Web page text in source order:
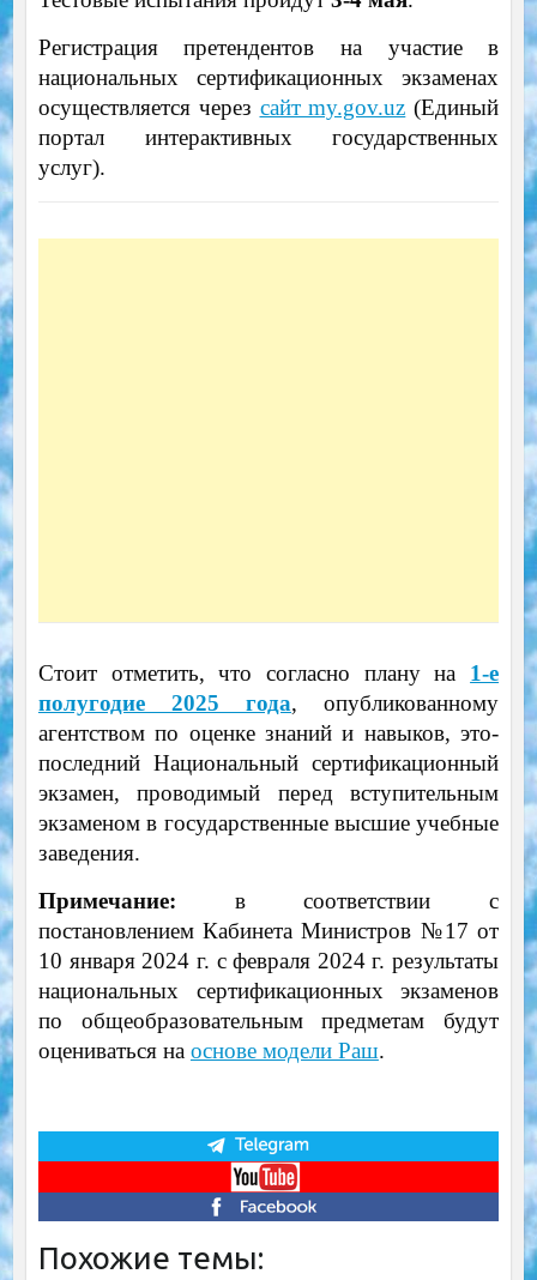
Регистрация претендентов на участие в
национальных сертификационных экзаменах
осуществляется через сайт my.gov.uz (Единый
портал интерактивных государственных
услуг).
Стоит отметить, что согласно плану на 1-е
полугодие 2025 года, опубликованному
агентством по оценке знаний и навыков, это-
последний Национальный сертификационный
экзамен, проводимый перед вступительным
экзаменом в государственные высшие учебные
заведения.
Примечание: в соответствии с
постановлением Кабинета Министров №17 от
10 января 2024 г. с февраля 2024 г. результаты
национальных сертификационных экзаменов
по общеобразовательным предметам будут
оцениваться на основе модели Раш.
Похожие темы: